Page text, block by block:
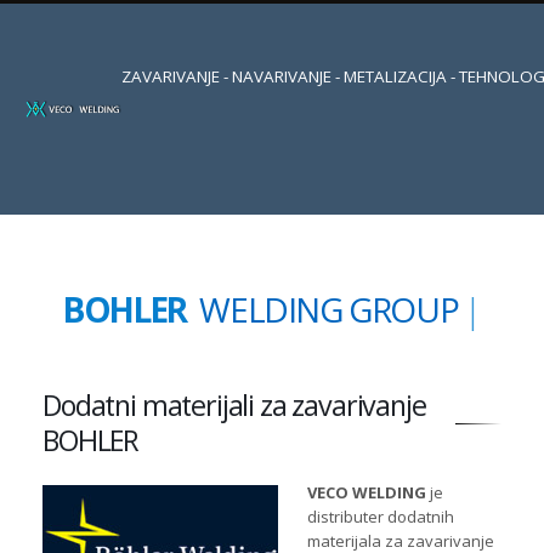
ZAVARIVANJE - NAVARIVANJE - METALIZACIJA -
BOHLER WELDING GROUP |
Dodatni materijali za zavarivanje
BOHLER
VECO WELDING je
distributer dodatnih
materijala za zavarivanje